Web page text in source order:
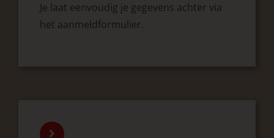
Je laat eenvoudig je gegevens achter via
het aanmeldformulier.